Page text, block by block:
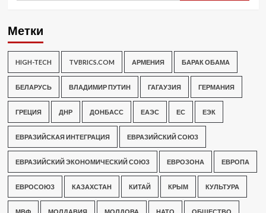
Метки
HIGH-TECH TVBRICS.COM АРМЕНИЯ БАРАК ОБАМА
БЕЛАРУСЬ ВЛАДИМИР ПУТИН ГАГАУЗИЯ ГЕРМАНИЯ
ГРЕЦИЯ ДНР ДОНБАСС ЕАЭС ЕС ЕЭК
ЕВРАЗИЙСКАЯ ИНТЕГРАЦИЯ ЕВРАЗИЙСКИЙ СОЮЗ
ЕВРАЗИЙСКИЙ ЭКОНОМИЧЕСКИЙ СОЮЗ ЕВРОЗОНА ЕВРОПА
ЕВРОСОЮЗ КАЗАХСТАН КИТАЙ КРЫМ КУЛЬТУРА